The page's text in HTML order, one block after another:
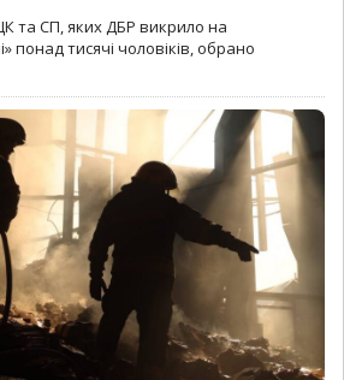
та СП, яких ДБР викрило на
понад тисячі чоловіків, обрано